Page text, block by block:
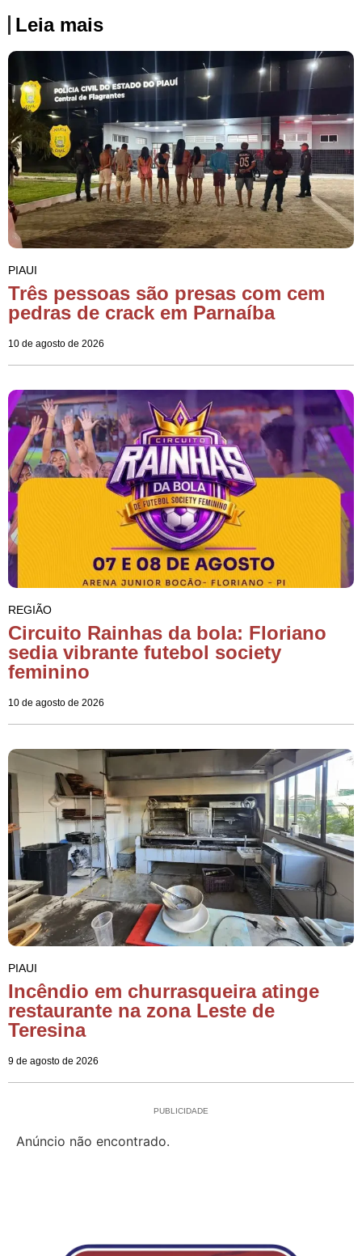
Leia mais
PIAUI
Três pessoas são presas com cem
pedras de crack em Parnaíba
10 de agosto de 2026
REGIÃO
Circuito Rainhas da bola: Floriano
sedia vibrante futebol society
feminino
10 de agosto de 2026
PIAUI
Incêndio em churrasqueira atinge
restaurante na zona Leste de
Teresina
9 de agosto de 2026
PUBLICIDADE
Anúncio não encontrado.